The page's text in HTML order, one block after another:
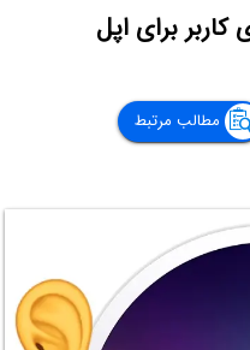
برای اپل
مطالب مرتبط